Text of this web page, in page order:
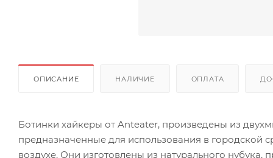
ОПИСАНИЕ НАЛИЧИЕ ОПЛАТА
Ботинки хайкеры от Anteater, произведены из
предназначенные для использования в городской
воздухе. Они изготовлены из натурального